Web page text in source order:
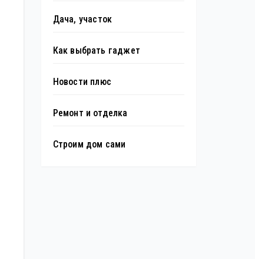
Дача, участок
Как выбрать гаджет
Новости плюс
Ремонт и отделка
Строим дом сами